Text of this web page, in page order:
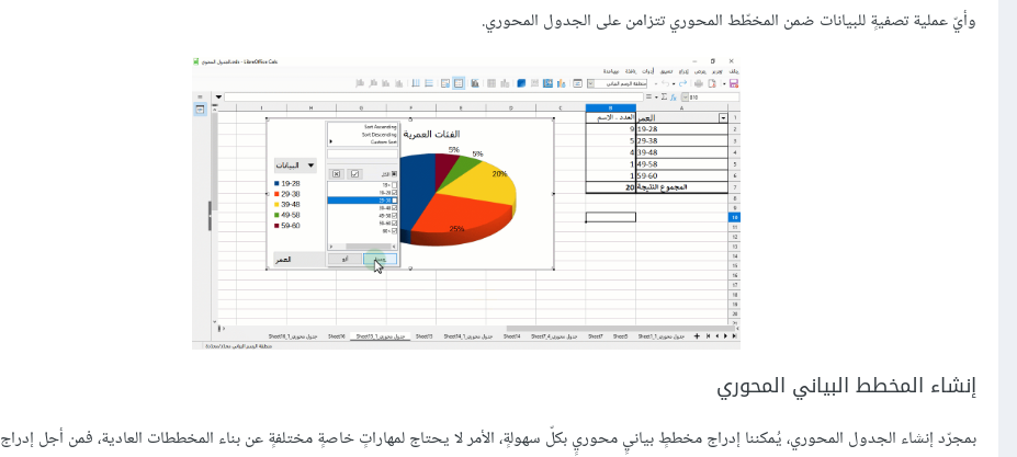
وأيّ عملية تصفيةٍ للبيانات ضمن المخطّط المحوري تتزامن على الجدول المحوري.
إنشاء المخطط البياني المحوري
بمجرّد إنشاء الجدول المحوري، يُمكننا إدراج مخططٍ بيانيٍ محوريٍ بكلّ سهولةٍ، الأمر لا يحتاج لمهاراتٍ خاصةٍ مختلفةٍ عن بناء المخططات العادية، فمن أجل إدراج